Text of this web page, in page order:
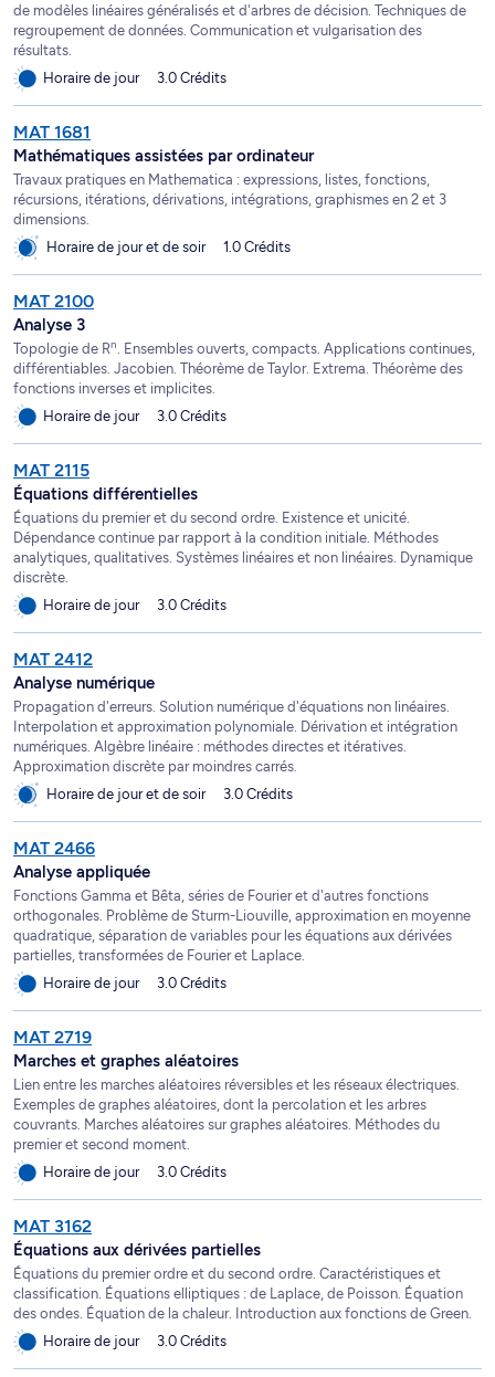
de modèles linéaires généralisés et d'arbres de décision. Techniques de
regroupement de données. Communication et vulgarisation des
résultats.
Horaire de jour
3.0 Crédits
MAT 1681
Mathématiques assistées par ordinateur
Travaux pratiques en Mathematica : expressions, listes, fonctions,
récursions, itérations, dérivations, intégrations, graphismes en 2 et 3
dimensions.
Horaire de jour et de soir
1.0 Crédits
MAT 2100
Analyse 3
Topologie de Rn
. Ensembles ouverts, compacts. Applications continues,
différentiables. Jacobien. Théorème de Taylor. Extrema. Théorème des
fonctions inverses et implicites.
Horaire de jour
3.0 Crédits
MAT 2115
Équations différentielles
Équations du premier et du second ordre. Existence et unicité.
Dépendance continue par rapport à la condition initiale. Méthodes
analytiques, qualitatives. Systèmes linéaires et non linéaires. Dynamique
discrète.
Horaire de jour
3.0 Crédits
MAT 2412
Analyse numérique
Propagation d'erreurs. Solution numérique d'équations non linéaires.
Interpolation et approximation polynomiale. Dérivation et intégration
numériques. Algèbre linéaire : méthodes directes et itératives.
Approximation discrète par moindres carrés.
Horaire de jour et de soir
3.0 Crédits
MAT 2466
Analyse appliquée
Fonctions Gamma et Bêta, séries de Fourier et d'autres fonctions
orthogonales. Problème de Sturm-Liouville, approximation en moyenne
quadratique, séparation de variables pour les équations aux dérivées
partielles, transformées de Fourier et Laplace.
Horaire de jour
3.0 Crédits
MAT 2719
Marches et graphes aléatoires
Lien entre les marches aléatoires réversibles et les réseaux électriques.
Exemples de graphes aléatoires, dont la percolation et les arbres
couvrants. Marches aléatoires sur graphes aléatoires. Méthodes du
premier et second moment.
Horaire de jour
3.0 Crédits
MAT 3162
Équations aux dérivées partielles
Équations du premier ordre et du second ordre. Caractéristiques et
classification. Équations elliptiques : de Laplace, de Poisson. Équation
des ondes. Équation de la chaleur. Introduction aux fonctions de Green.
Horaire de jour
3.0 Crédits